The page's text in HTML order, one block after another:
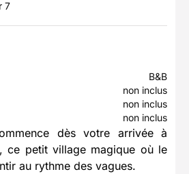
7
B&B
non inclus
non inclus
non inclus
dès votre arrivée à
ce petit village magique où le
au rythme des vagues.